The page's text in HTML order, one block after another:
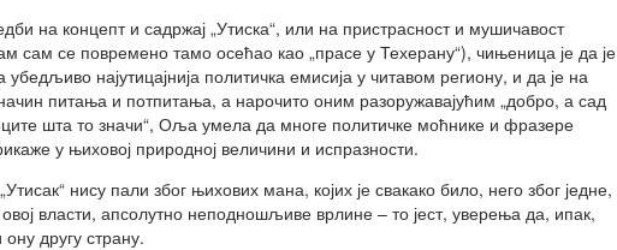
на концепт и садржај „Утиска“, или на пристрасност и мушичавост
сам се повремено тамо осећао као „прасе у Техерану“), чињеница је да је
најутицајнија политичка емисија у читавом региону, и да је на
питања и потпитања, а нарочито оним разоружавајућим „добро, а сад
шта то значи“, Оља умела да многе политичке моћнике и фразере
у њиховој природној величини и испразности.
нису пали због њихових мана, којих је свакако било, него због једне,
власти, апсолутно неподношљиве врлине – то јест, уверења да, ипак,
другу страну.